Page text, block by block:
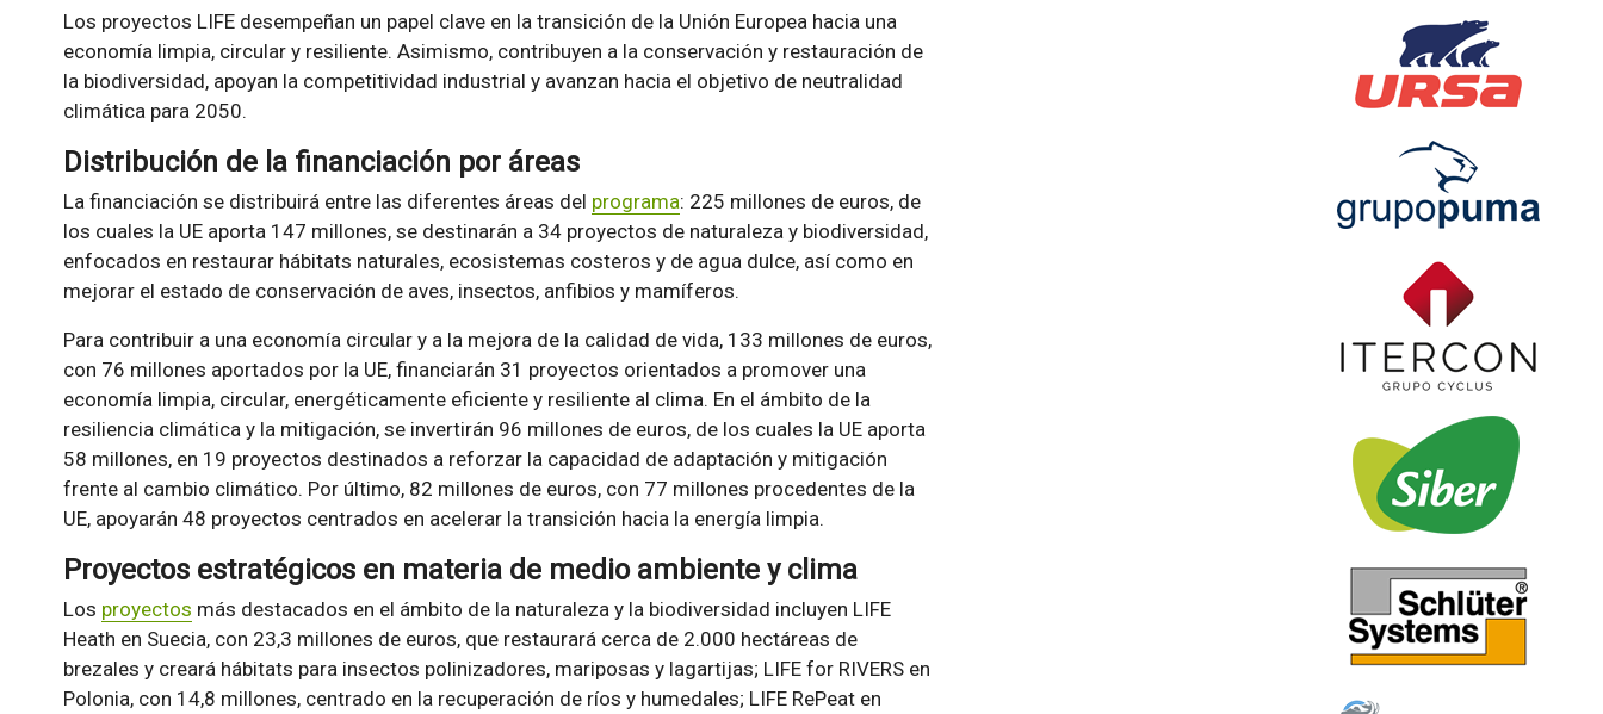
Los proyectos LIFE desempeñan un papel clave en la transición de la Unión Europea hacia una
economía limpia, circular y resiliente. Asimismo, contribuyen a la conservación y restauración de
la biodiversidad, apoyan la competitividad industrial y avanzan hacia el objetivo de neutralidad
climática para 2050.
Distribución de la financiación por áreas
La financiación se distribuirá entre las diferentes áreas del programa: 225 millones de euros, de
los cuales la UE aporta 147 millones, se destinarán a 34 proyectos de naturaleza y biodiversidad,
enfocados en restaurar hábitats naturales, ecosistemas costeros y de agua dulce, así como en
mejorar el estado de conservación de aves, insectos, anfibios y mamíferos.
Para contribuir a una economía circular y a la mejora de la calidad de vida, 133 millones de euros,
con 76 millones aportados por la UE, financiarán 31 proyectos orientados a promover una
economía limpia, circular, energéticamente eficiente y resiliente al clima. En el ámbito de la
resiliencia climática y la mitigación, se invertirán 96 millones de euros, de los cuales la UE aporta
58 millones, en 19 proyectos destinados a reforzar la capacidad de adaptación y mitigación
frente al cambio climático. Por último, 82 millones de euros, con 77 millones procedentes de la
UE, apoyarán 48 proyectos centrados en acelerar la transición hacia la energía limpia.
Proyectos estratégicos en materia de medio ambiente y clima
Los proyectos más destacados en el ámbito de la naturaleza y la biodiversidad incluyen LIFE
Heath en Suecia, con 23,3 millones de euros, que restaurará cerca de 2.000 hectáreas de
brezales y creará hábitats para insectos polinizadores, mariposas y lagartijas; LIFE for RIVERS en
Polonia, con 14,8 millones, centrado en la recuperación de ríos y humedales; LIFE RePeat en